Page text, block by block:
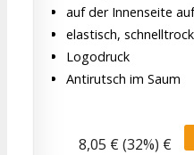
auf der Innenseite
elastisch,
Logodruck
Antirutsch im Saum
8,05 € (32%) €